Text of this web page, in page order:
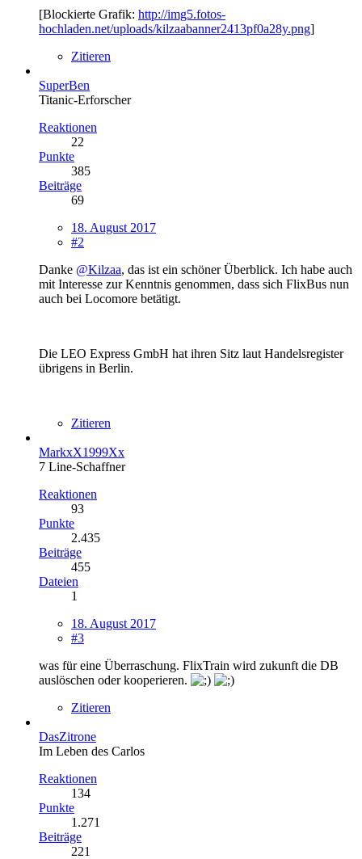
[Blockierte Grafik: http://img5.fotos-
hochladen.net/uploads/kilzaabanner2413pf0a28y.png]
Zitieren
SuperBen
Titanic-Erforscher
Reaktionen
22
Punkte
385
Beiträge
69
18. August 2017
#2
Danke @Kilzaa, das ist ein schöner Überblick. Ich habe auch
mit Interesse zur Kenntnis genommen, dass sich FlixBus nun
auch bei Locomore betätigt.
Die LEO Express GmbH hat ihren Sitz laut Handelsregister
übrigens in Berlin.
Zitieren
MarkxX1999Xx
7 Line-Schaffner
Reaktionen
93
Punkte
2.435
Beiträge
455
Dateien
1
18. August 2017
#3
was für eine Überraschung. FlixTrain wird zukunft die DB
auslöschen oder kooperieren.
Zitieren
DasZitrone
Im Leben des Carlos
Reaktionen
134
Punkte
1.271
Beiträge
221